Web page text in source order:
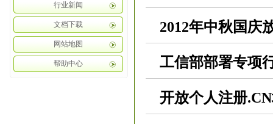
行业新闻
文档下载
网站地图
帮助中心
2012年中秋国庆
工信部部署专项
开放个人注册